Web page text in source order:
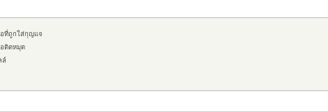
ที่ถูกใส่กุญแจ
ติดหมุด
ล์